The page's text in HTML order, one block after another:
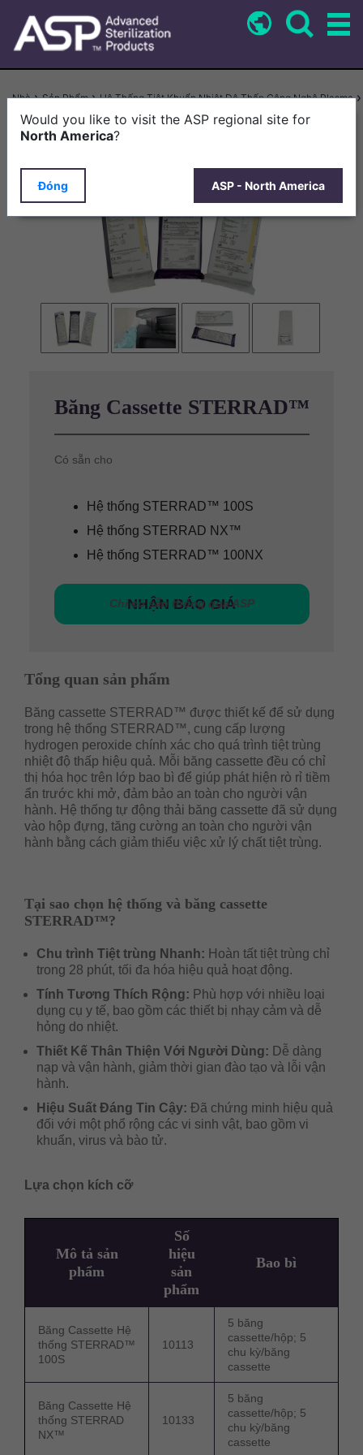
dung
Breadcrumb
Nhà Sản Phẩm
Hệ Thống Tiệt Khuẩn Nhiệt Độ Thấp Công Nghệ Plasma
Băng Cassette STERRAD™
Băng Cassette STERRAD™
Có sẵn cho
Hệ thống STERRAD™ 100S
Hệ thống STERRAD NX™
Hệ thống STERRAD™ 100NX
Chỉ có sẵn thông qua ASP
NHẬN BÁO GIÁ
Tổng quan sản phẩm
Băng cassette STERRAD™ được thiết kế để sử dụng
trong hệ thống STERRAD™, cung cấp lượng
hydrogen peroxide chính xác cho quá trình tiệt trùng
nhiệt độ thấp hiệu quả. Mỗi băng cassette đều có chỉ
thị hóa học trên lớp bao bì để giúp phát hiện rò rỉ tiềm
ẩn trước khi mở, đảm bảo an toàn cho người vận
hành. Hệ thống tự động thải băng cassette đã sử dụng
vào hộp đựng, tăng cường an toàn cho người vận
hành bằng cách giảm thiểu việc xử lý chất tiệt trùng.
Tại sao chọn hệ thống và băng cassette
STERRAD™?
Chu trình Tiệt trùng Nhanh: Hoàn tất tiệt trùng chỉ
trong 28 phút, tối đa hóa hiệu quả hoạt động.
Tính Tương Thích Rộng: Phù hợp với nhiều loại
dụng cụ y tế, bao gồm các thiết bị nhạy cảm và dễ
hỏng do nhiệt.
Thiết Kế Thân Thiện Với Người Dùng: Dễ dàng
nạp và vận hành, giảm thời gian đào tạo và lỗi vận
hành.
Hiệu Suất Đáng Tin Cậy: Đã chứng minh hiệu quả
đối với một phổ rộng các vi sinh vật, bao gồm vi
khuẩn, virus và bào tử.
Lựa chọn kích cỡ
Mô tả sản
phẩm
Số
hiệu
sản
phẩm
Bao bì
Băng Cassette Hệ
thống STERRAD™
100S
10113
5 băng
cassette/hộp; 5
chu kỳ/băng
cassette
Băng Cassette Hệ
thống STERRAD
NX™
10133
5 băng
cassette/hộp; 5
chu kỳ/băng
cassette
Would you like to visit the ASP regional site for
North America?
Đóng ASP - North America